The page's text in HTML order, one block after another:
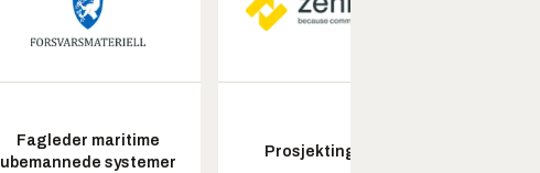
Fagleder maritime
ubemannede systemer
Prosjektingeniør